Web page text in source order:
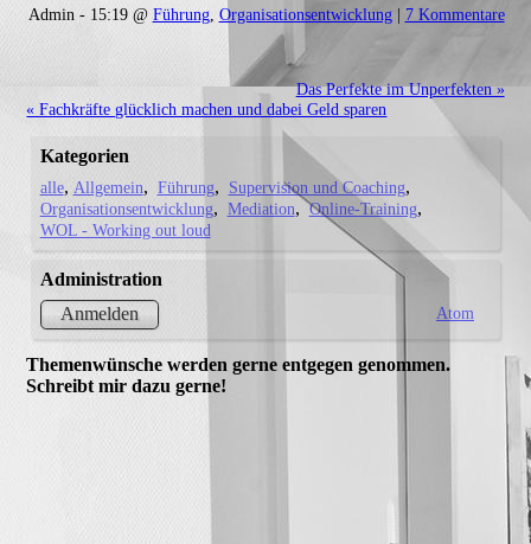
Admin - 15:19 @ Führung, Organisationsentwicklung| 7 Kommentare
Das Perfekte im Unperfekten »
« Fachkräfte glücklich machen und dabei Geld sparen
Kategorien
alle Allgemein Führung
Supervision und Coaching
Organisationsentwicklung
Mediation
Online-Training
WOL - Working out loud
Administration
Anmelden
Atom
Themenwünsche werden gerne entgegen genommen.
Schreibt mir dazu gerne!